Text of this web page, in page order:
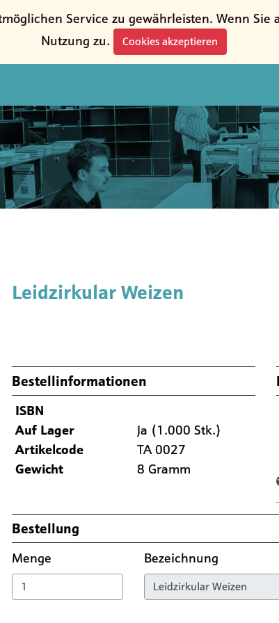
Service zu gewährleisten. Wenn
Nutzung zu.
Cookies akzeptieren
Leidzirkular Weizen
Bestellinformationen
ISBN
Auf Lager
Ja (1.000 Stk.)
Artikelcode
TA 0027
Gewicht
8 Gramm
Bestellung
Menge Bezeichnung